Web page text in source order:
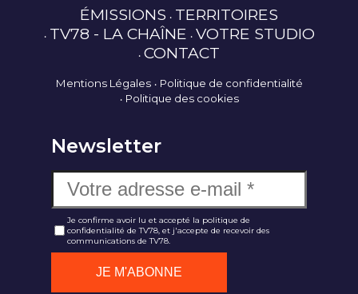
ÉMISSIONS TERRITOIRES
TV78 - LA CHAÎNE VOTRE STUDIO
CONTACT
Mentions Légales
Politique de confidentialité
Politique des cookies
Newsletter
Je confirme avoir lu et accepté la politique de
confidentialité de TV78, et j'accepte de recevoir des
communications de TV78.